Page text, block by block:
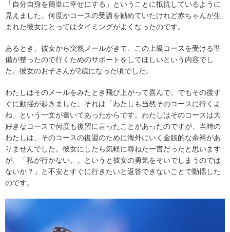
「自分自身を簡単に幸せにする」ということに抵抗しているように
見えました。何度かコースの受講を勧めていたけれど赤ちゃんが生
まれた彼女にとってはタイミングがよくなったのです。
あるとき、彼女から突然メールがきて、この上級コースを受ける準
備が整ったので行くためのサポートをしてほしいという内容でし
た。彼女のお子さんが2歳になった頃でした。
わたしはそのメールをみたとき飛び上がって喜んで、でもその後す
ぐに動揺が起きました。それは「わたしも当然そのコースに行くよ
ね」という一文が書いてあったからです。わたしはそのコースは大
好きなコースで何度も復習に言ったことがあったのですが、当時の
わたしは、そのコースの復習のために海外にいく金銭的な余裕があ
りませんでした。彼女にしたら気軽に尋ねた一言だったと思います
が、「私が行かない。。というと彼女の勇気をそいでしまうのでは
ないか？」と不安とすぐに行きたいと返答できないことで動揺した
のです。